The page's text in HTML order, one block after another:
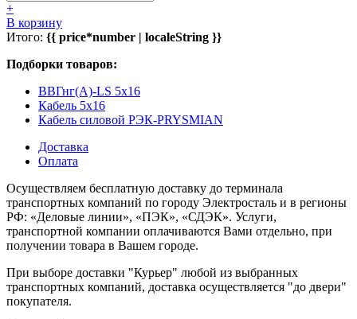
+
В корзину
Итого: {{ price*number | localeString }}
Подборки товаров:
ВВГнг(А)-LS 5x16
Кабель 5x16
Кабель силовой РЭК-PRYSMIAN
Доставка
Оплата
Осуществляем бесплатную доставку до терминала
транспортных компаний по городу Электросталь и в регионы
РФ: «Деловые линии», «ПЭК», «СДЭК». Услуги,
транспортной компании оплачиваются Вами отдельно, при
получении товара в Вашем городе.
При выборе доставки "Курьер" любой из выбранных
транспортных компаний, доставка осуществляется "до двери"
покупателя.